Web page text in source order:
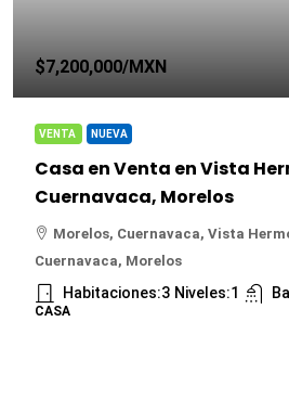
$7,200,000/MXN
VENTA NUEVA
Casa en Venta en Vista
Cuernavaca, Morelos
Morelos, Cuernavaca, Vista
Cuernavaca, Morelos
Habitaciones:3 Niveles:1
CASA